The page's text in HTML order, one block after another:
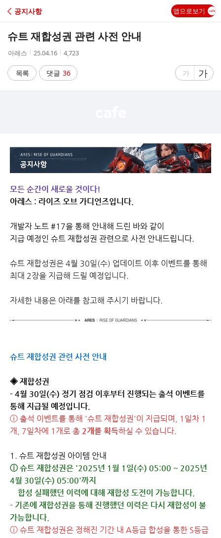
C
A
공지사항 앱으로보기
슈트 재합성권 관련 사전 안내
작
자
아레스
작
시
간
25.04.16
조
수
4,723
목록 댓글 36
글
게
가
글
자
게
가
모든 순간이 새로울 것이다!
아레스 : 라이즈 오브 가디언즈입니다.
개발자 노트 #17을 통해 안내해 드린 바와 같이
지급 예정인 슈트 재합성권 관련으로 사전 안내드립니다.
슈트 재합성권은 4월 30일(수) 업데이트 이후 이벤트를 통해
최대 2장을 지급해 드릴 예정입니다.
자세한 내용은 아래를 참고해 주시기 바랍니다.
슈트 재합성권 관련 사전 안내
◈ 재합성권
- 4월 30일(수) 정기 점검 이후부터 진행되는 출석 이벤트를
통해 지급될 예정입니다.
ⓘ 출석 이벤트를 통해 '슈트 재합성권'이 지급되며, 1일차 1
개, 7일차에 1개로 총 2개를 획득하실 수 있습니다.
1. 슈트 재합성권 아이템 안내
ⓘ 슈트 재합성권은 '2025년 1월 1일(수) 05:00 ~ 2025년
4월 30일(수) 05:00'까지
합성 실패했던 이력에 대해 재합성 도전이 가능합니다.
- 기존에 재합성권을 통해 진행했던 이력은 다시 재합성이 불
가능합니다.
ⓘ 슈트 재합성권은 정해진 기간 내 A등급 합성을 통한 S등급